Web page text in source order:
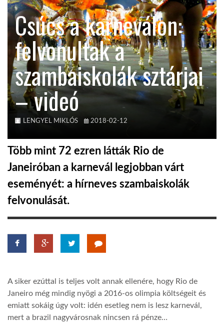
TROPICALMAGAZIN
GLOBOTV
AFRIKA TUDÁSTÁR
A NAP SZÉPE
LINKTR.EE
GLOBOZSARU
DOBRAVERO.HU
GLOBOBOOK
Csúcs a karneválon:
felvonultak a
szambaiskolák sztárjai
– videó
LENGYEL MIKLÓS 2018-02-12
Több mint 72 ezren látták Rio de
Janeiróban a karnevál legjobban várt
eseményét: a hírneves szambaiskolák
felvonulását.
A siker ezúttal is teljes volt annak ellenére, hogy Rio de
Janeiro még mindig nyögi a 2016-os olimpia költségeit és
emiatt sokáig úgy volt: idén esetleg nem is lesz karnevál,
mert a brazil nagyvárosnak nincsen rá pénze…